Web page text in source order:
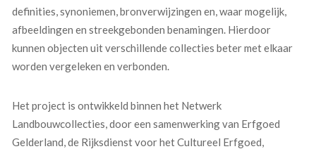
definities, synoniemen, bronverwijzingen en, waar mogelijk,
afbeeldingen en streekgebonden benamingen. Hierdoor
kunnen objecten uit verschillende collecties beter met elkaar
worden vergeleken en verbonden.
Het project is ontwikkeld binnen het Netwerk
Landbouwcollecties, door een samenwerking van Erfgoed
Gelderland, de Rijksdienst voor het Cultureel Erfgoed,